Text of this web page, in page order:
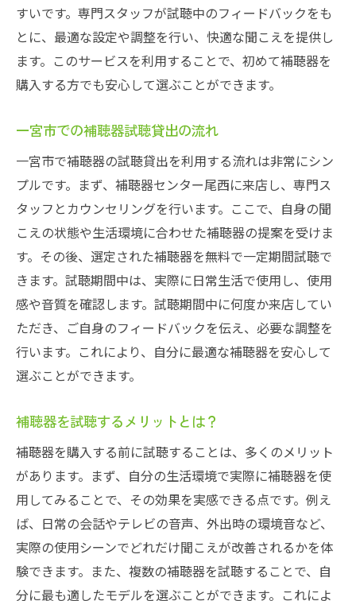
試聴貸出サービスの利用者の声
一宮市で初めての補聴器購入前に試聴貸出で安
心体験
初めての補聴器試聴貸出の不安を解消
補聴器試聴貸出で期待できる効果
初心者向け補聴器試聴貸出のコツ
補聴器試聴貸出の予約から受け取りまで
安心して試聴貸出を利用するためのアドバ
イス
愛知県一宮市で補聴器を無料試聴購入前の不安
を解消しましょう
補聴器試聴貸出で購入前の不安を解消
一宮市での無料試聴貸出サービスの特徴
補聴器試聴貸出で得られる安心感
専門スタッフとの相談で不安を解消
利用者の声から見る試聴貸出の効果
補聴器購入前に試聴貸出一宮市の無料サービス
で実感
補聴器の無料試聴貸出サービスで実感する
効果
一宮市での補聴器試聴貸出の流れ
すいです。専門スタッフが試聴中のフィードバックをも
とに、最適な設定や調整を行い、快適な聞こえを提供し
ます。このサービスを利用することで、初めて補聴器を
購入する方でも安心して選ぶことができます。
一宮市での補聴器試聴貸出の流れ
一宮市で補聴器の試聴貸出を利用する流れは非常にシン
プルです。まず、補聴器センター尾西に来店し、専門ス
タッフとカウンセリングを行います。ここで、自身の聞
こえの状態や生活環境に合わせた補聴器の提案を受けま
す。その後、選定された補聴器を無料で一定期間試聴で
きます。試聴期間中は、実際に日常生活で使用し、使用
感や音質を確認します。試聴期間中に何度か来店してい
ただき、ご自身のフィードバックを伝え、必要な調整を
行います。これにより、自分に最適な補聴器を安心して
選ぶことができます。
補聴器を試聴するメリットとは？
補聴器を購入する前に試聴することは、多くのメリット
があります。まず、自分の生活環境で実際に補聴器を使
用してみることで、その効果を実感できる点です。例え
ば、日常の会話やテレビの音声、外出時の環境音など、
実際の使用シーンでどれだけ聞こえが改善されるかを体
験できます。また、複数の補聴器を試聴することで、自
分に最も適したモデルを選ぶことができます。これによ